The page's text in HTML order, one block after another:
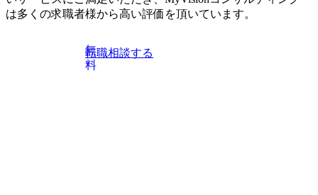
力)
は多くの求職者様から高い評価を頂いています。
無
料
転職相談する